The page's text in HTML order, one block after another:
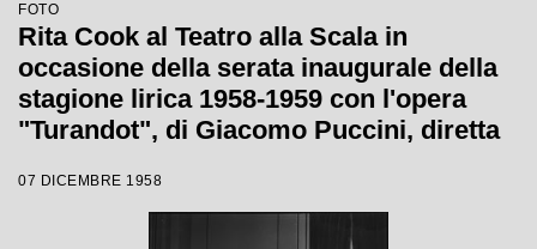
FOTO
Rita Cook al Teatro alla Scala in
occasione della serata inaugurale della
stagione lirica 1958-1959 con l'opera
"Turandot", di Giacomo Puccini, diretta
Margherita Wallmann
07 DICEMBRE 1958